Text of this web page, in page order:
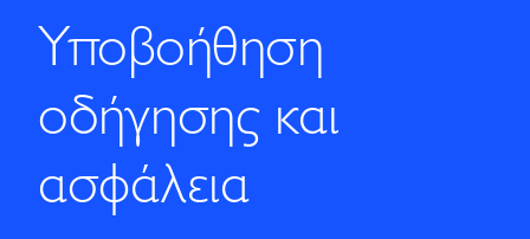
Υποβοήθηση
οδήγησης και
ασφάλεια